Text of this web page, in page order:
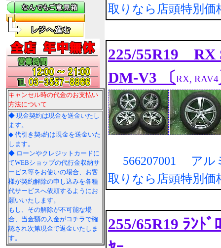
キャンセル時の代金のお支払い
方法について
◆ 現金契約は現金を送金いたし
ます。
◆ 代引き契s約は現金を送金いた
します。
◆ ローンやクレジットカードに
てWEBショップの代行金収納サ
ービス等をお使いの場合、お客
様が契約解除の申し込みを各種
代サービスへ依頼するようにお
願いいたします。
もし、その解除が不可能な場
合、当金額の入金がコチラで確
認され次第現金で返金いたしま
す。
取りなら店頭特別価
225/55R19 RX
DM-V3 〔RX, RAV4
566207001 アル
取りなら店頭特別価
255/65R19 ﾗﾝﾄ